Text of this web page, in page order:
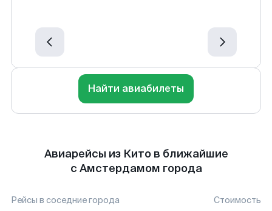
Найти авиабилеты
Авиарейсы из Кито в ближайшие
с Амстердамом города
Рейсы в соседние города Стоимость